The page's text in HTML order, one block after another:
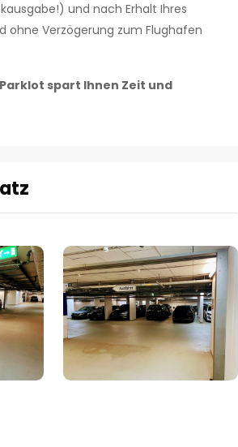
und nach Erhalt Ihres
ohne Verzögerung zum Flughafen
spart Ihnen Zeit und